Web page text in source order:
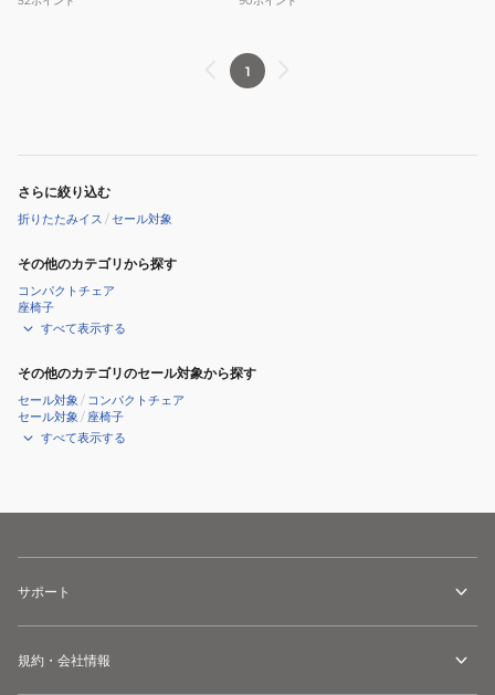
ー
チ
ェ
コ
ン
パ
ト
MH500
8492643-
2558046
た
み
ー
ト
め
1
さらに絞り込む
折りたたみイス /セール対象
その他のカテゴリから探す
コンパクトチェア
座椅子
すべて表示する
その他のカテゴリのセール対象から探す
セール対象 / コンパクトチェア
セール対象 / 座椅子
すべて表示する
サポート
規約・会社情報